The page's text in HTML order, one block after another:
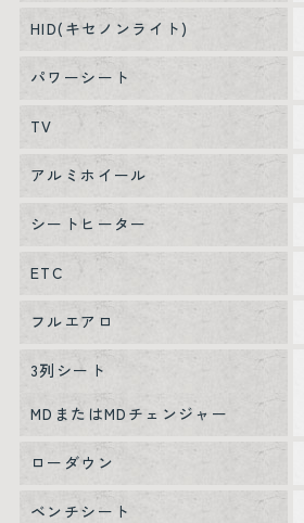
HID(キセノンライト)
パワーシート
TV
アルミホイール
シートヒーター
ETC
フルエアロ
3列シート
MDまたはMDチェンジャー
ローダウン
ベンチシート